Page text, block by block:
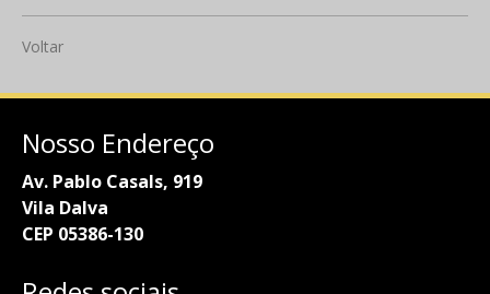
Voltar
Nosso Endereço
Av. Pablo Casals, 919
Vila Dalva
CEP 05386-130